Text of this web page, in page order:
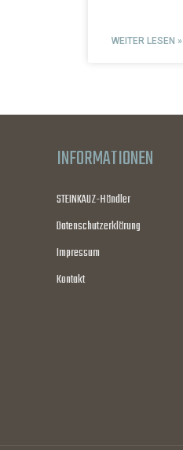
WEITER LESEN »
INFORMATIONEN
STEINKAUZ-Händler
Datenschutzerklärung
Impressum
Kontakt